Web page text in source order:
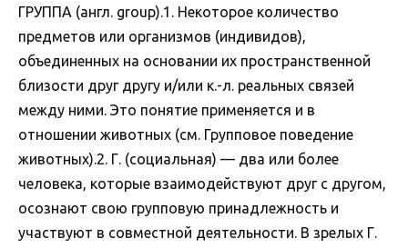
ГРУППА (англ. group).1. Некоторое количество
предметов или организмов (индивидов),
объединенных на основании их пространственной
близости друг другу и/или к.-л. реальных связей
между ними. Это понятие применяется и в
отношении животных (см. Групповое поведение
животных).2. Г. (социальная) — два или более
человека, которые взаимодействуют друг с другом,
осознают свою групповую принадлежность и
участвуют в совместной деятельности. В зрелых Г.